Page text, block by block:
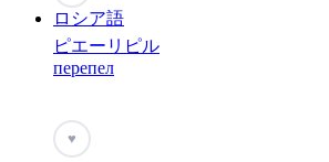
ロシア語
ピエーリピル
перепел
♥